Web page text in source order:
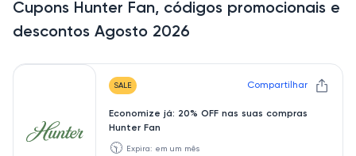
Cupons Hunter Fan, códigos promocionais e
descontos Agosto 2026
SALE Compartilhar
Economize já: 20% OFF nas suas compras
Hunter Fan
🕥 Expira: em um mês